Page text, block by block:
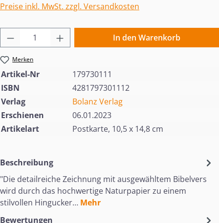
Preise inkl. MwSt. zzgl. Versandkosten
Produkt Anzahl: Gib den gewünschten
In den Warenkorb
Merken
Artikel-Nr
179730111
ISBN
4281797301112
Verlag
Bolanz Verlag
Erschienen
06.01.2023
Artikelart
Postkarte, 10,5 x 14,8 cm
Beschreibung
"Die detailreiche Zeichnung mit ausgewähltem Bibelvers
wird durch das hochwertige Naturpapier zu einem
stilvollen Hingucker… Mehr
Bewertungen